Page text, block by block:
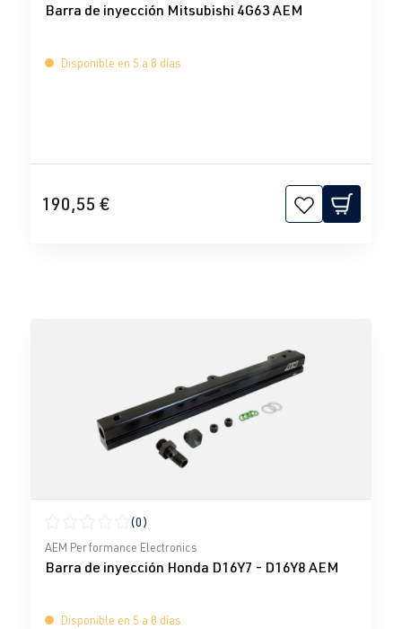
Barra de inyección Mitsubishi 4G63 AEM
Disponible en 5 a 8 días
190,55 €
Calificación promedio de 0 de 5 estrellas
(0)
AEM Performance Electronics
Barra de inyección Honda D16Y7 - D16Y8 AEM
Disponible en 5 a 8 días